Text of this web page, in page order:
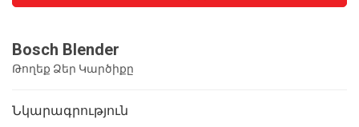
Bosch Blender
Թողեք Ձեր Կարծիքը
Նկարագրություն